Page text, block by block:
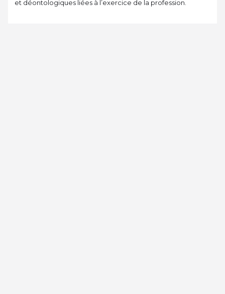
et déontologiques liées à l’exercice de la profession.